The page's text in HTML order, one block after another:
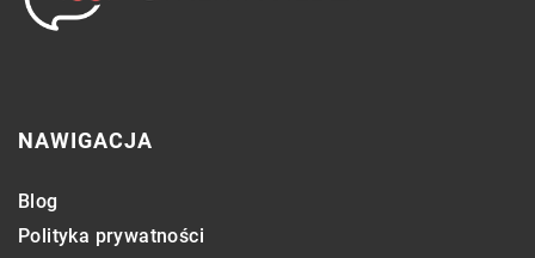
NAWIGACJA
Blog
Polityka prywatności